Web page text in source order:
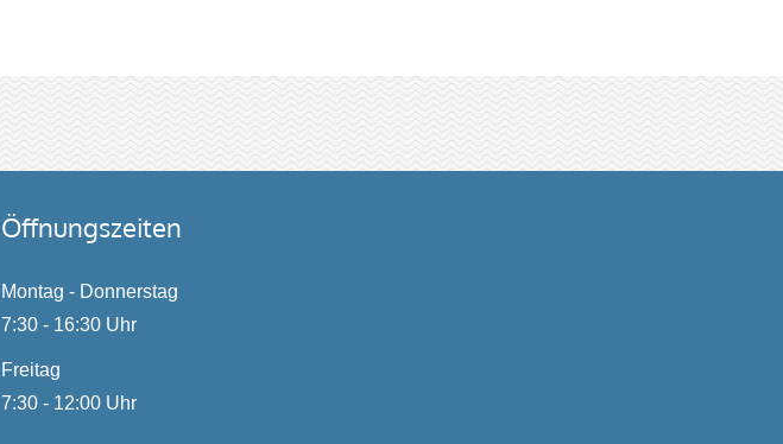
Öffnungszeiten
Montag - Donnerstag
7:30 - 16:30 Uhr
Freitag
7:30 - 12:00 Uhr